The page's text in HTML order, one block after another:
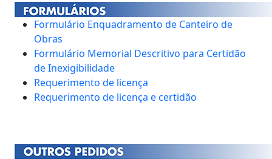
Formulário Enquadramento de Canteiro de
Obras
Formulário Memorial Descritivo para Certidão
de Inexigibilidade
Requerimento de licença
Requerimento de licença e certidão